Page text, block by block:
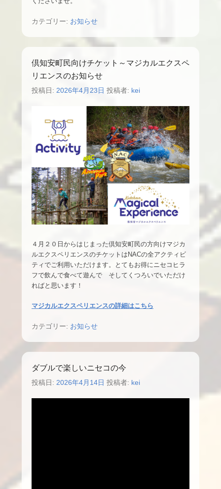
カテゴリー: お知らせ
倶知安町民向けチケット～マジカルエクスペ
リエンスのお知らせ
投稿日: 2026年4月23日 投稿者: kei
４月２０日からはじまった倶知安町民の方向けマジカ
ルエクスペリエンスのチケットはNACの全アクティビ
ティでご利用いただけます。とてもお得にニセコヒラ
フで飲んで食べて遊んで そしてくつろいでいただけ
ればと思います！
マジカルエクスペリエンスの詳細はこちら
カテゴリー: お知らせ
ダブルで楽しいニセコの今
投稿日: 2026年4月14日 投稿者: kei